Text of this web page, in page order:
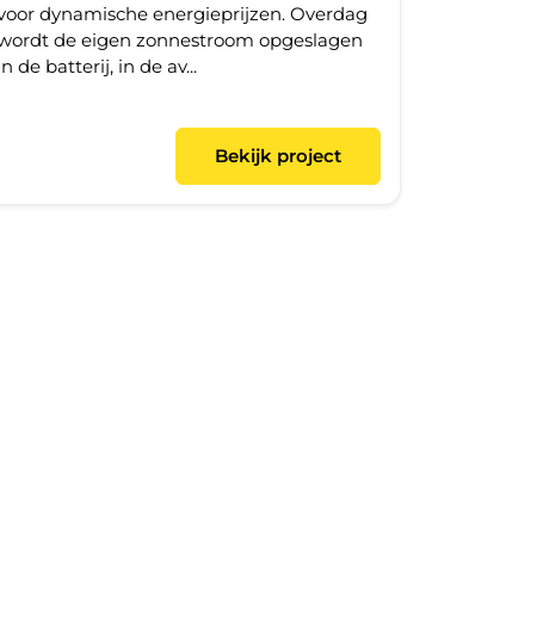
dynamische energieprijzen. Overdag
de eigen zonnestroom opgeslagen
de batterij, in de av...
Bekijk project